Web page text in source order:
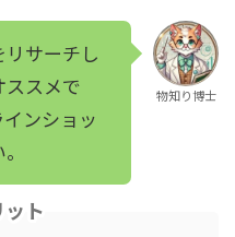
サーチし
スメで
ンショッ
物知り博士
ト